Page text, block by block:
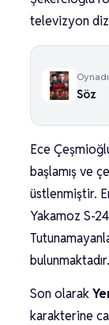
televizyon
Söz
Ece
başlamış ve
üstlenmiştir.
Yakamoz S-
bulunmaktadır.
Son olarak
karakterine